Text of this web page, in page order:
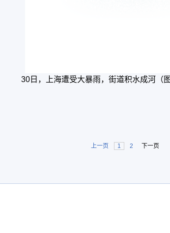
30日，上海遭受大暴雨，街道积水成河（
上一页 1 2 下一页